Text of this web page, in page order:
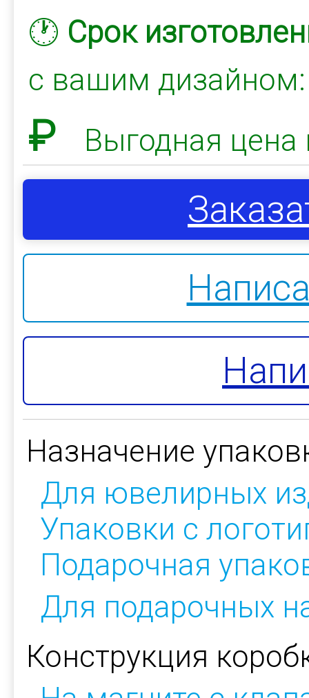
🕐 Срок
с вашим
₽ Выгодная
Назначение
Для ювелирных
Упаковки с
Подарочная
Для подарочных
Конструкция